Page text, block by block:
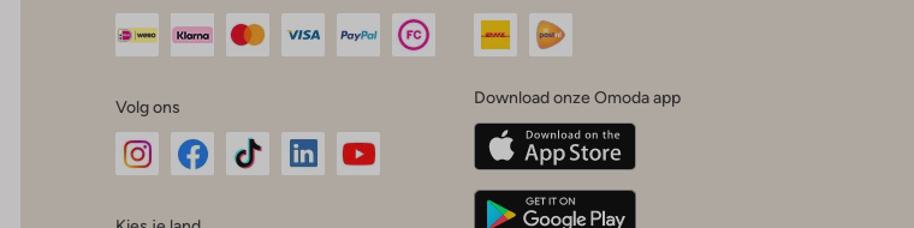
Volg ons Download onze Omoda app